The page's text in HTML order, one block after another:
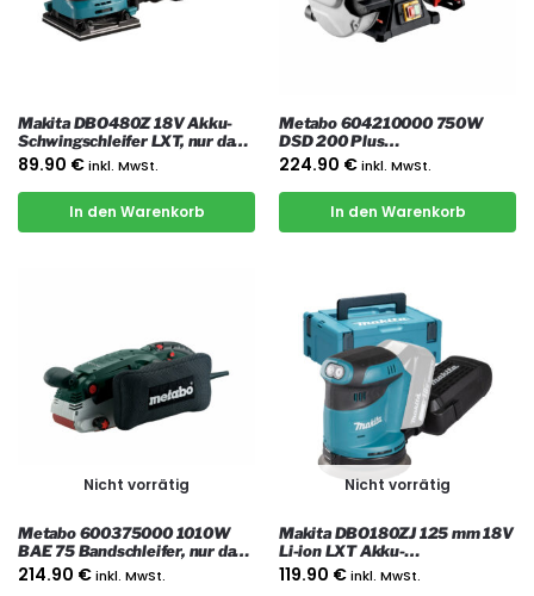
Makita DBO480Z 18V Akku-
Schwingschleifer LXT, nur das
Gerät
89.90 €inkl. MwSt.
In den Warenkorb
Metabo 604210000 750W
DSD 200 Plus
Doppelschleifmaschine
224.90 €inkl. MwSt.
In den Warenkorb
Nicht vorrätig
Metabo 600375000 1010W
BAE 75 Bandschleifer, nur das
Gerät
214.90 €inkl. MwSt.
Nicht vorrätig
Makita DBO180ZJ 125 mm 18V
Li-ion LXT Akku-
Schleifmaschine mit Koffer
119.90 €inkl. MwSt.